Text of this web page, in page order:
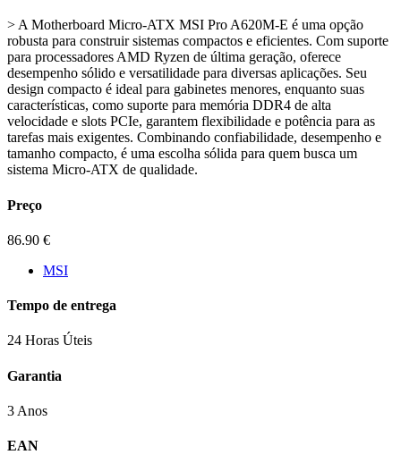
> A Motherboard Micro-ATX MSI Pro A620M-E é uma opção
robusta para construir sistemas compactos e eficientes. Com suporte
para processadores AMD Ryzen de última geração, oferece
desempenho sólido e versatilidade para diversas aplicações. Seu
design compacto é ideal para gabinetes menores, enquanto suas
características, como suporte para memória DDR4 de alta
velocidade e slots PCIe, garantem flexibilidade e potência para as
tarefas mais exigentes. Combinando confiabilidade, desempenho e
tamanho compacto, é uma escolha sólida para quem busca um
sistema Micro-ATX de qualidade.
Preço
86.90 €
MSI
Tempo de entrega
24 Horas Úteis
Garantia
3 Anos
EAN